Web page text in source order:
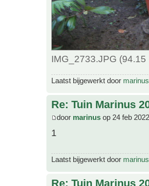
IMG_2733.JPG
Laatst bijgewerkt door marinus
Re: Tuin Marinus
door marinus op 24 feb
1
Laatst bijgewerkt door marinus
Re: Tuin Marinus